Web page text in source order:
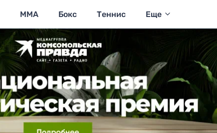
MMA Бокс Теннис Еще